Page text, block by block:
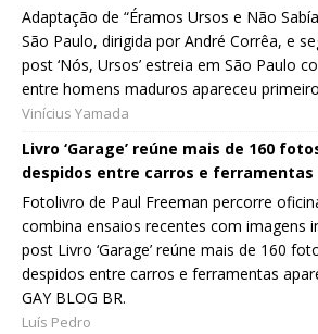
Adaptação de “Éramos Ursos e Não
São Paulo, dirigida por André Corrêa, e
post ‘Nós, Ursos’ estreia em São Paulo
entre homens maduros apareceu
Vinícius Yamada
Livro ‘Garage’ reúne mais de 160
despidos entre carros e ferramentas
Fotolivro de Paul Freeman percorre
combina ensaios recentes com imagens
post Livro ‘Garage’ reúne mais de 160
despidos entre carros e ferramentas
GAY BLOG BR.
Luís Pedro